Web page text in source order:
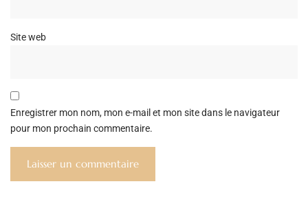
Site web
Enregistrer mon nom, mon e-mail et mon site dans le navigateur
pour mon prochain commentaire.